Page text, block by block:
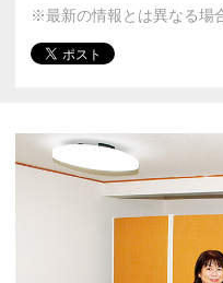
※最新の情報とは異なる場